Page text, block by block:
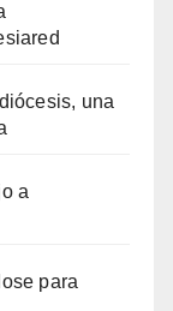
una
a
para